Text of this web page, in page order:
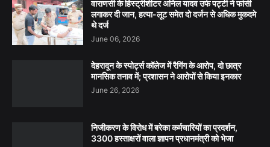
वाराणसी के हिस्ट्रीशीटर अनिल यादव उर्फ पट्टी ने फांसी
लगाकर दी जान, हत्या-लूट समेत दो दर्जन से अधिक मुकदमे
थे दर्ज
June 06, 2026
देहरादून के स्पोर्ट्स कॉलेज में रैगिंग के आरोप, दो छात्र
मानसिक तनाव में; प्रशासन ने आरोपों से किया इनकार
June 26, 2026
निजीकरण के विरोध में बरेका कर्मचारियों का प्रदर्शन,
3300 हस्ताक्षरों वाला ज्ञापन प्रधानमंत्री को भेजा